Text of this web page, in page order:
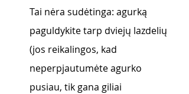
Tai nėra sudėtinga: agurką
paguldykite tarp dviejų lazdelių
(jos reikalingos, kad
neperpjautumėte agurko
pusiau, tik gana giliai